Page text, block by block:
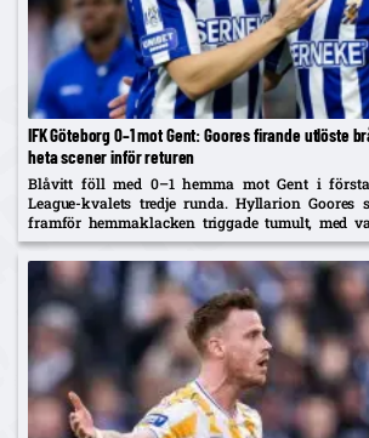
IFK Göteborg 0–1 mot Gent: Goores firande utlöste
heta scener inför returen
Blåvitt föll med 0–1 hemma mot Gent i
League-kvalets tredje runda. Hyllarion Goores
framför hemmaklacken triggade tumult, med
föremål. Efter paus rasade IFK-spelare mot
VAR –...